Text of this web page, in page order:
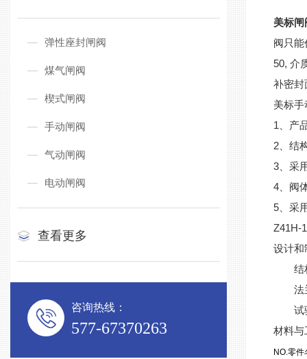
弹性座封闸阀
煤气闸阀
楔式闸阀
手动闸阀
气动闸阀
电动闸阀
查看更多
咨询热线：
577-67370263
美标闸
阀只
50, 介
补密封
美标
1、产
2、结
3、采
4、阀
5、采
Z41H-
设计和
结构
法兰
试验
材料与
NO.零件